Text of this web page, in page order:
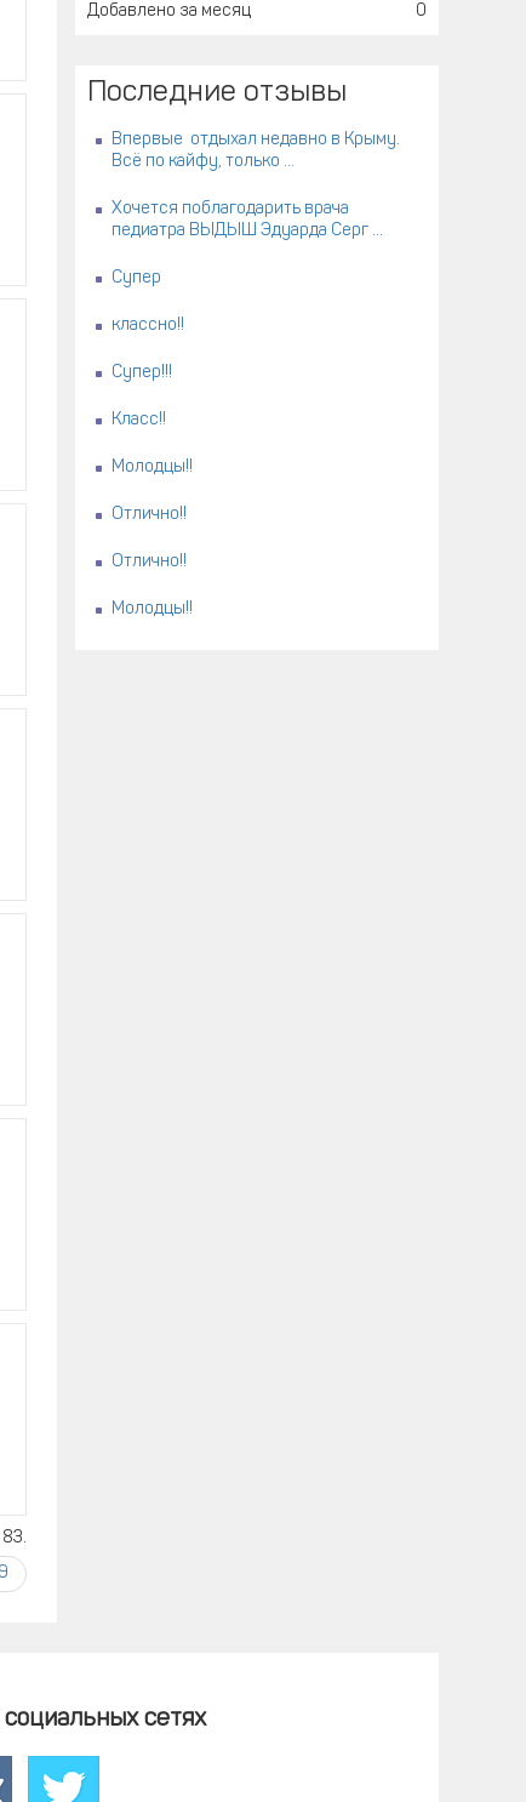
9
0
Добавлено за месяц
Последние отзывы
Впервые отдыхал недавно в Крыму.
Всё по кайфу, только ...
Хочется поблагодарить врача
педиатра ВЫДЫШ Эдуарда Серг ...
Супер
классно!!
Супер!!!
Класс!!
Молодцы!!
Отлично!!
Отлично!!
Молодцы!!
сетях